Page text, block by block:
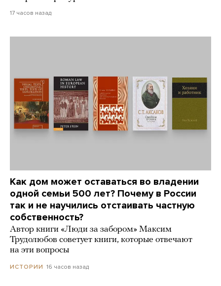
17 часов назад
Как дом может оставаться во владении
одной семьи 500 лет? Почему в России
так и не научились отстаивать частную
собственность?
Автор книги «Люди за забором» Максим
Трудолюбов советует книги, которые отвечают
на эти вопросы
ИСТОРИИ 16 часов назад